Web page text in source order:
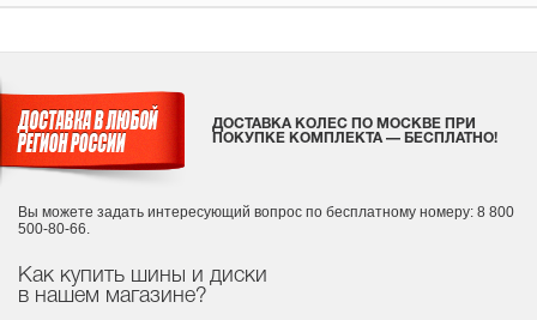
Как купить шины и диски
в нашем магазине?
ДОСТАВКА КОЛЕС ПО МОСКВЕ ПРИ
ПОКУПКЕ КОМПЛЕКТА — БЕСПЛАТНО!
Вы можете задать интересующий вопрос по бесплатному номеру: 8 800
500-80-66.